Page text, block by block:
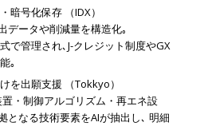
暗号化保存 （IDX）
データや削減量を構造化｡
で管理され､J-クレジット制度やGX
｡
を出願支援 （Tokkyo）
・制御アルゴリズム・再エネ設
となる技術要素をAIが抽出し､ 明細